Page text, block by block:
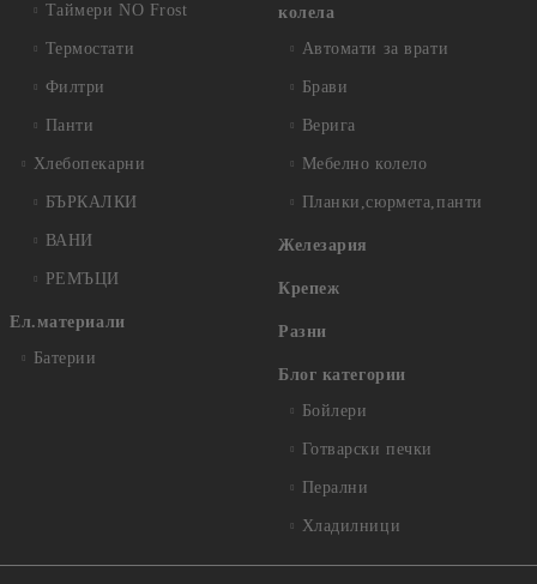
Таймери NO Frost
Термостати
Филтри
Панти
Хлебопекарни
БЪРКАЛКИ
ВАНИ
РЕМЪЦИ
Ел.материали
Батерии
колела
Автомати за врати
Брави
Верига
Мебелно колело
Планки,сюрмета,панти
Железария
Крепеж
Разни
Блог категории
Бойлери
Готварски печки
Перални
Хладилници